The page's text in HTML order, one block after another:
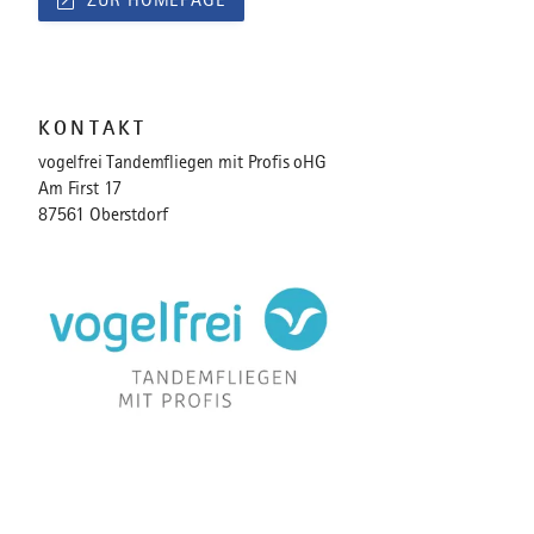
KONTAKT
vogelfrei Tandemfliegen mit Profis oHG
Am First 17
87561 Oberstdorf